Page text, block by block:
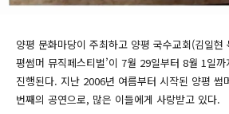
양평 문화마당이 주최하고 양평 국수교회(김일현
평썸머 뮤직페스티벌’이 7월 29일부터 8월 1일
진행된다. 지난 2006년 여름부터 시작된 양평 썸
번째의 공연으로, 많은 이들에게 사랑받고 있다.